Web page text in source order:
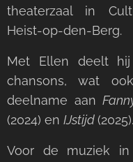
theaterzaal in
Heist-op-den-Berg.
Met Ellen deelt
chansons, wat
deelname aan
(2024) en IJstijd(2025).
Voor de muziek